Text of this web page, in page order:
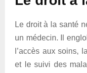
Le droit à la santé
un médecin. Il
l’accès aux soins,
et le suivi des